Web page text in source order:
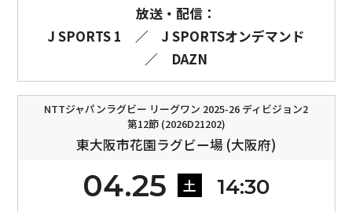
放送・配信：
J SPORTS 1
／
J SPORTSオンデマンド
／
DAZN
NTTジャパンラグビー リーグワン 2025-26 ディビジョン2
第12節 (2026D21202)
東大阪市花園ラグビー場 (大阪府)
04.25 土 14:30